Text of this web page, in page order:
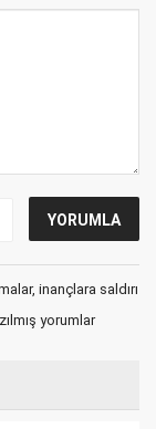
inançlara saldırı
yorumlar